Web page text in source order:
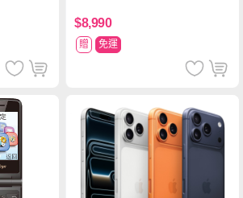
$8,990
贈 免運